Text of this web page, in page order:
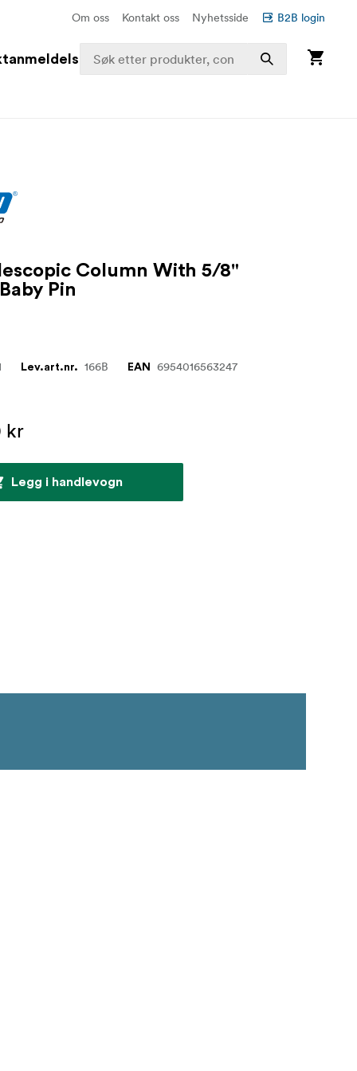
Om oss Kontakt oss Nyhetsside B2B login
Column With 5/8"
Pin
Lev.art.nr. 166B EAN 6954016563247
kr
Legg i handlevogn